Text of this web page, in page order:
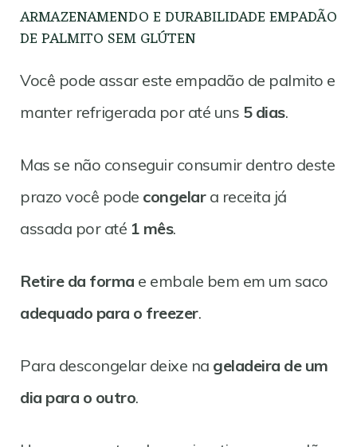
ARMAZENAMENDO E DURABILIDADE EMPADÃO
DE PALMITO SEM GLÚTEN
Você pode assar este empadão de palmito e
manter refrigerada por até uns 5 dias.
Mas se não conseguir consumir dentro deste
prazo você pode congelara receita já
assada por até 1 mês.
Retire da forma e embale bem em um saco
adequado para o freezer.
Para descongelar deixe na geladeira de um
dia para o outro.